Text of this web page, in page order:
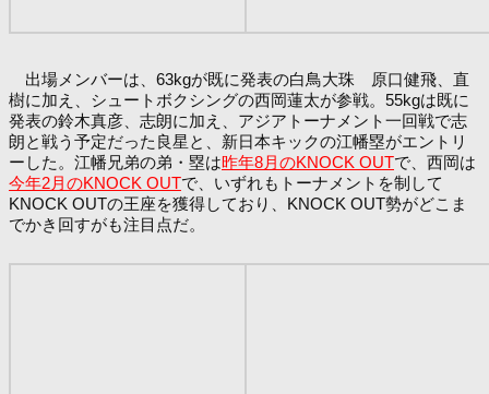
出場メンバーは、63kgが既に発表の白鳥大珠 原口健飛、直
樹に加え、シュートボクシングの西岡蓮太が参戦。55kgは既に
発表の鈴木真彦、志朗に加え、アジアトーナメント一回戦で志
朗と戦う予定だった良星と、新日本キックの江幡塁がエントリ
ーした。江幡兄弟の弟・塁は昨年8月のKNOCK OUTで、西岡は
今年2月のKNOCK OUTで、いずれもトーナメントを制して
KNOCK OUTの王座を獲得しており、KNOCK OUT勢がどこま
でかき回すがも注目点だ。